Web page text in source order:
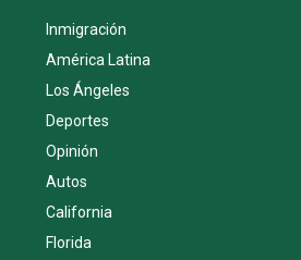
Inmigración
América Latina
Los Ángeles
Deportes
Opinión
Autos
California
Florida